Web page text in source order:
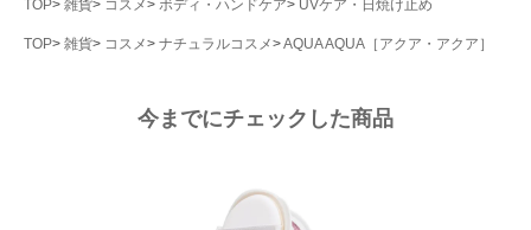
TOP 雑貨 コスメ ボディ・ハンドケア UVケア・日焼け止め
TOP 雑貨 コスメ ナチュラルコスメ AQUA AQUA［アクア・アクア］
今までにチェックした商品